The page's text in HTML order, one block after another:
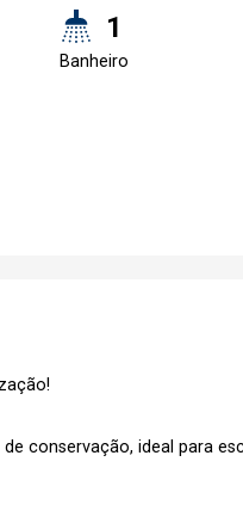
1
Banheiro
conservação, ideal para